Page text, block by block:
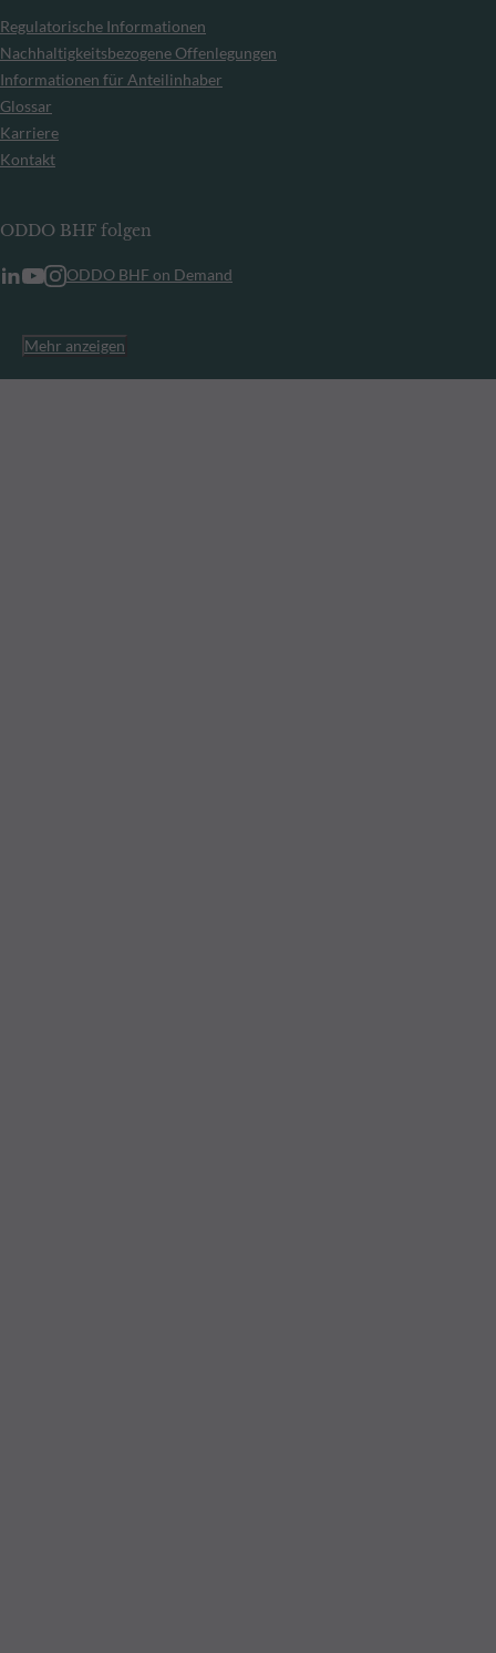
Regulatorische Informationen
Nachhaltigkeitsbezogene Offenlegungen
Informationen für Anteilinhaber
Glossar
Karriere
Kontakt
ODDO BHF folgen
ODDO BHF on Demand
Mehr anzeigen